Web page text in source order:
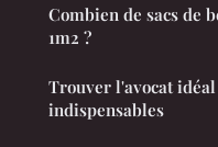
Combien de sacs de
1m2 ?
Trouver l'avocat
indispensables